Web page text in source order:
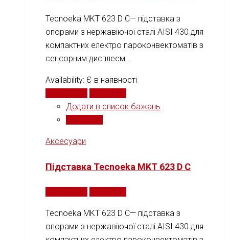
Tecnoeka MKT 623 D C— підставка з
опорами з нержавіючої сталі AISI 430 для
компактних електро пароконвектоматів з
сенсорним дисплеєм...
Availability: Є в наявності
Додати в список бажань
Аксесуари
Підставка Tecnoeka MKT 623 D C
Tecnoeka MKT 623 D C— підставка з
опорами з нержавіючої сталі AISI 430 для